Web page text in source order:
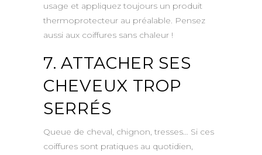
usage et appliquez toujours un produit
thermoprotecteur au préalable. Pensez
aussi aux coiffures sans chaleur !
7. ATTACHER SES
CHEVEUX TROP
SERRÉS
Queue de cheval, chignon, tresses… Si ces
coiffures sont pratiques au quotidien,